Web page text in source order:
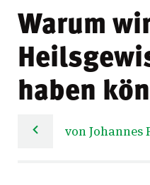
Warum
haben
von Johannes